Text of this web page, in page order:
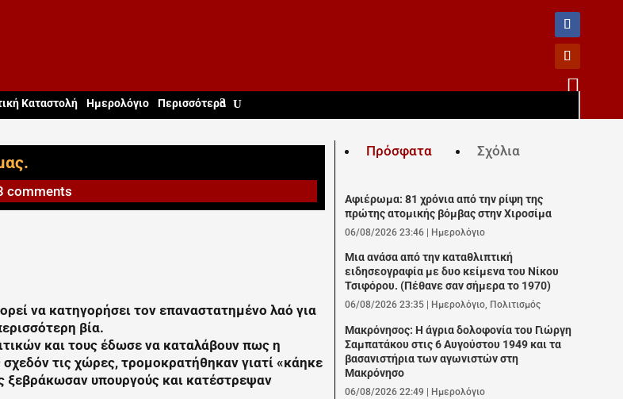

Καταστολή Ημερολόγιο Περισσότερα
comments
να κατηγορήσει τον επαναστατημένο λαό για
βία.
και τους έδωσε να καταλάβουν πως η
τις χώρες, τρομοκρατήθηκαν γιατί «κάηκε
ξεβράκωσαν υπουργούς και κατέστρεψαν
Πρόσφατα Σχόλια
Αφιέρωμα: 81 χρόνια από την ρίψη της
πρώτης ατομικής βόμβας στην Χιροσίμα
06/08/2026 23:46 | Ημερολόγιο
Μια ανάσα από την καταθλιπτική
ειδησεογραφία με δυο κείμενα του Νίκου
Τσιφόρου. (Πέθανε σαν σήμερα το 1970)
06/08/2026 23:35 Ημερολόγιο, Πολιτισμός
Μακρόνησος: Η άγρια δολοφονία του Γιώργη
Σαμπατάκου στις 6 Αυγούστου 1949 και τα
βασανιστήρια των αγωνιστών στη
Μακρόνησο
06/08/2026 22:49 | Ημερολόγιο